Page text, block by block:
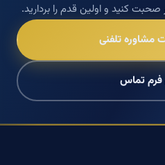
صحبت کنید و اولین قدم را بردارید.
مشاوره تلفنی
فرم تماس